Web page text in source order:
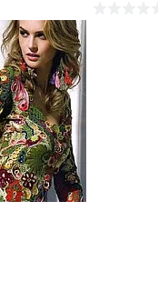
В корзину
Сравнение
Под заказ